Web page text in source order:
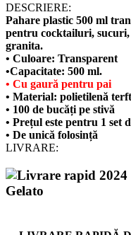
DESCRIERE:
Pahare plastic 500 ml
pentru cocktailuri, sucuri,
granita.
• Culoare: Transparent
•Capacitate: 500 ml.
• Cu gaură pentru pai
• Material: polietilenă
• 100 de bucăți pe stivă
• Prețul este pentru 1 set
• De unică folosință
LIVRARE: